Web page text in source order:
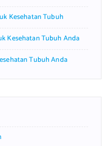
Kesehatan Tubuh
Kesehatan Tubuh Anda
Tubuh Anda